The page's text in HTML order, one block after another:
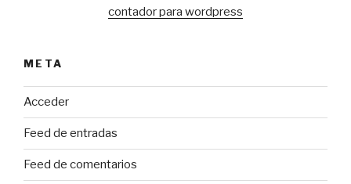
contador para wordpress
META
Acceder
Feed de entradas
Feed de comentarios